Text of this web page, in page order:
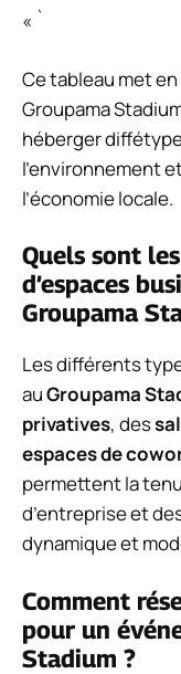
« `
Ce tableau met
Groupama
héberger
l’environnement
l’économie locale.
Quels sont
d’espaces
Groupama
Les différents
auGroupama
privatives, des
espaces de
permettent la
d’entreprise et
dynamique et
Comment
pour un
Stadium ?